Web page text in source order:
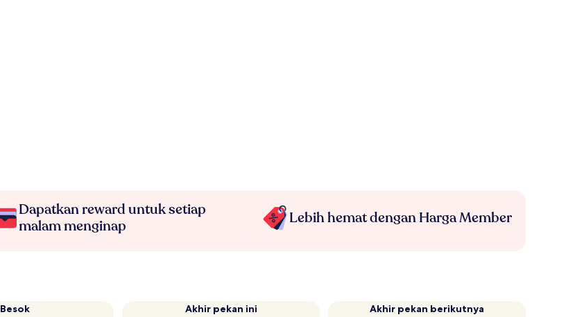
Dapatkan reward untuk setiap
malam menginap
Lebih hemat dengan Harga Member
Besok
Akhir pekan ini
Akhir pekan berikutnya